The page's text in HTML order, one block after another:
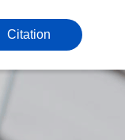
Citation